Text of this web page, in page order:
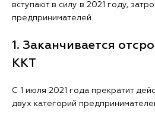
вступают в силу в 2021 году,
предпринимателей.
1. Заканчивается
ККТ
С 1 июля 2021 года прекратит
двух категорий